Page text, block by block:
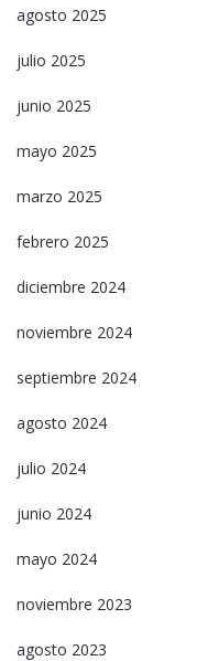
agosto 2025
julio 2025
junio 2025
mayo 2025
marzo 2025
febrero 2025
diciembre 2024
noviembre 2024
septiembre 2024
agosto 2024
julio 2024
junio 2024
mayo 2024
noviembre 2023
agosto 2023